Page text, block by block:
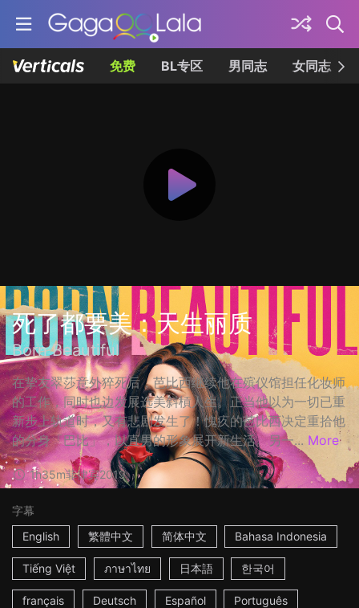
免费 BL专区 男同志 女同志
死了都要美：天生丽质
Born Beautiful
在挚友翠莎意外猝死后，芭比西继续他在殡仪馆担任化妆师
的工作，同时也边发展选美斜槓人生。正当他以为一切已重
新步上轨道时，又有悲剧发生了！愧疚的芭比西决定重拾他
的分身「巴比」，以直男的形象展开新生活。另一... More
1h35m菲律宾2019
字幕
English
繁體中文 简体中文 Bahasa Indonesia
Tiếng Việt ภาษาไทย 日本語 한국어
français Deutsch Español Português